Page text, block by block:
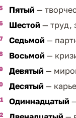
Пятый —
Шестой — труд,
Седьмой —
Восьмой —
Девятый —
Десятый —
Одиннадцатый